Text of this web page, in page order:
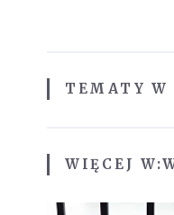
TEMATY W
WIĘCEJ W: